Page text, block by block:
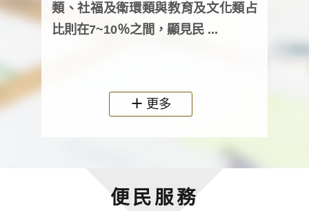
類、社福及衛環類與教育及文化類占
比則在7~10％之間，顯見民 ...
人
更多
便民服務